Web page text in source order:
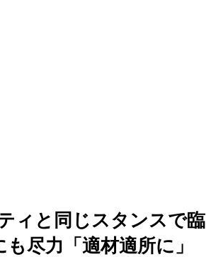
ィと同じスタンスで臨
尽力「適材適所に」